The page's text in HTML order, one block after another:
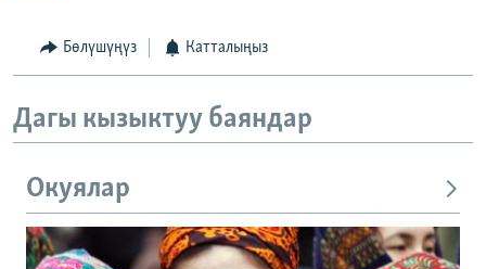
Бөлүшүңүз Катталыңыз
Дагы кызыктуу баяндар
Окуялар